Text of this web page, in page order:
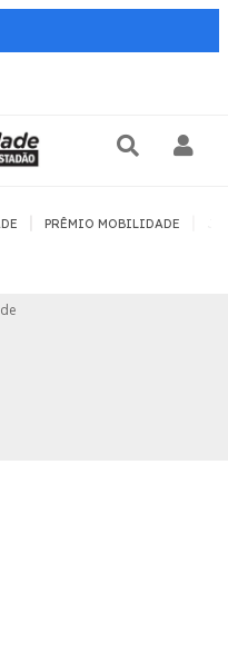
PRÊMIO MOBILIDADE